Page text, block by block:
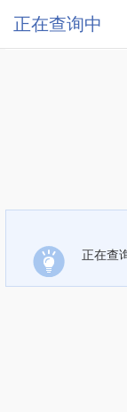
正在查询中
正在查